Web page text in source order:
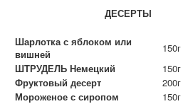
ДЕСЕРТЫ
Шарлотка с яблоком или
вишней
150г
ШТРУДЕЛЬ Немецкий
150г
Фруктовый десерт
200г
Мороженое с сиропом
150г